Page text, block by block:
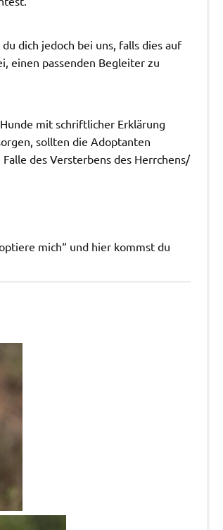
dich jedoch bei uns, falls dies auf
einen passenden Begleiter zu
mit schriftlicher Erklärung
sollten die Adoptanten
des Versterbens des Herrchens/
mich“ und hier kommst du